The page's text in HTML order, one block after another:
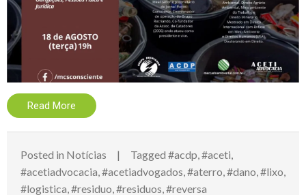
Read More
Posted in Notícias Tagged #acdp #aceti
#acetiadvocacia #acetiadvogados #aterro #dano #lixo
#logistica #residuo #residuos #reversa